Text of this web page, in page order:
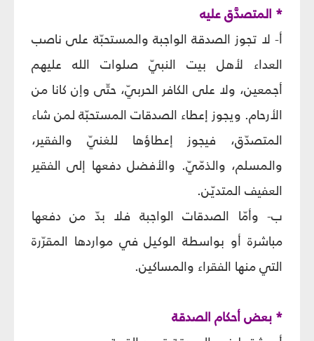
* المتصدَّق عليه
أ- لا تجوز الصدقة الواجبة والمستحبّة على ناصب
العداء لأهل بيت النبيّ صلوات الله عليهم
أجمعين، ولا على الكافر الحربيّ، حتّى وإن كانا من
الأرحام. ويجوز إعطاء الصدقات المستحبّة لمن شاء
المتصدّق، فيجوز إعطاؤها للغنيّ والفقير،
والمسلم، والذمّيّ. والأفضل دفعها إلى الفقير
العفيف المتديّن.
ب- وأمّا الصدقات الواجبة فلا بدّ من دفعها
مباشرة أو بواسطة الوكيل في مواردها المقرّرة
التي منها الفقراء والمساكين.
* بعض أحكام الصدقة